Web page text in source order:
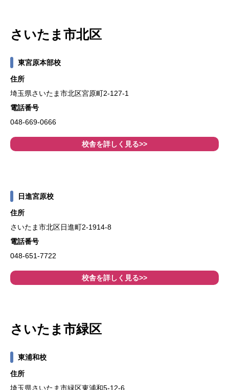
さいたま市北区
東宮原本部校
住所
埼玉県さいたま市北区宮原町2-127-1
電話番号
048-669-0666
校舎を詳しく見る>>
日進宮原校
住所
さいたま市北区日進町2-1914-8
電話番号
048-651-7722
校舎を詳しく見る>>
さいたま市緑区
東浦和校
住所
埼玉県さいたま市緑区東浦和5-12-6